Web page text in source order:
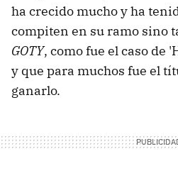
ha crecido mucho y ha
compiten en su ramo sino
GOTY, como fue el caso de
y que para muchos fue el
ganarlo.